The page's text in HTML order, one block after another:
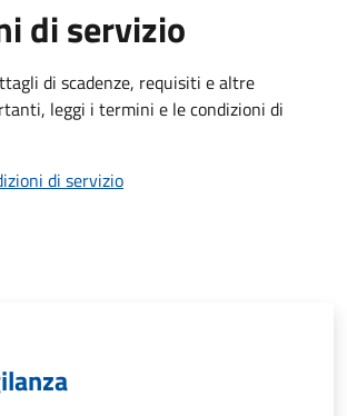
di servizio
di scadenze, requisiti e altre
leggi i termini e le condizioni di
di servizio